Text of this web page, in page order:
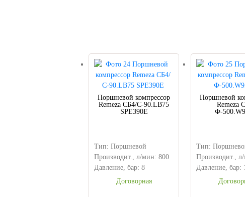
Поршневой компрессор
Remeza СБ4/С-90.LB75
SPE390E
Тип: Поршневой
Производит., л/мин: 800
Давление, бар: 8
Договорная
Поршневой
Remeza
Ф-
Тип:
Производит.,
Давление, бар: